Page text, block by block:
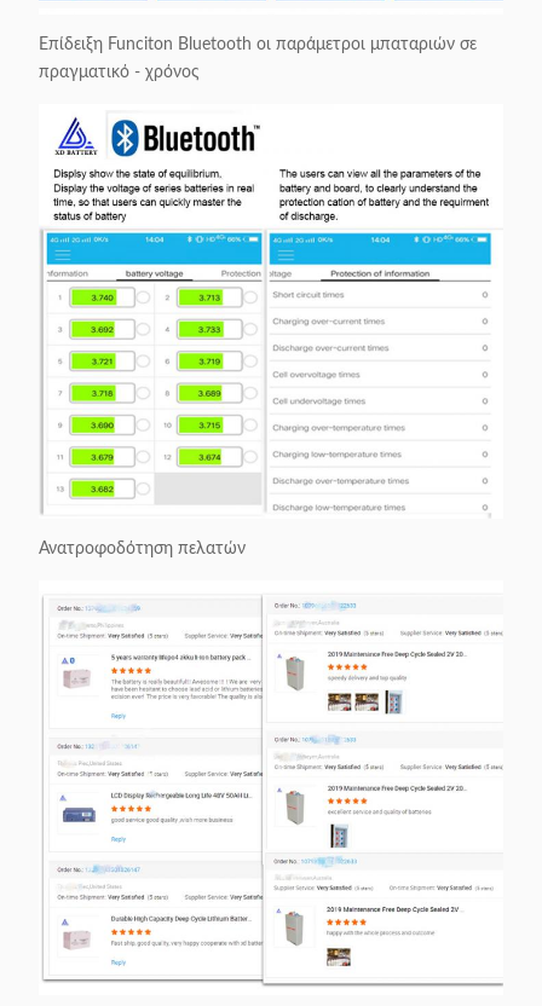
Επίδειξη Funciton Bluetooth οι παράμετροι μπαταριών σε
πραγματικό - χρόνος
Ανατροφοδότηση πελατών